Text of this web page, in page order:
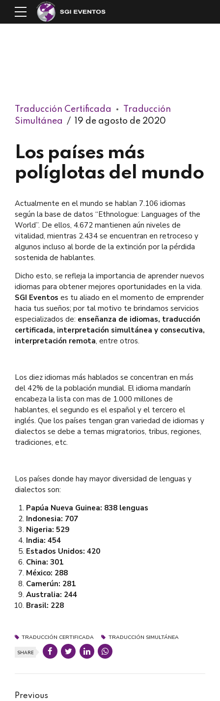
Traducción Certificada
Traducción
Simultánea
19 de agosto de 2020
Los países más
políglotas del mundo
Actualmente en el mundo se hablan 7.106 idiomas
según la base de datos “Ethnologue: Languages of the
World”. De ellos, 4.672 mantienen aún niveles de
vitalidad, mientras 2.434 se encuentran en retroceso y
algunos incluso al borde de la extinción por la pérdida
sostenida de hablantes.
Dicho esto, se refleja la importancia de aprender nuevos
idiomas para obtener mejores oportunidades en la vida.
SGI Eventos es tu aliado en el momento de emprender
hacia tus sueños; por tal motivo te brindamos servicios
especializados de: enseñanza de idiomas, traducción
certificada, interpretación simultánea y consecutiva,
interpretación remota, entre otros.
Los diez idiomas más hablados se concentran en más
del 42% de la población mundial. El idioma mandarín
encabeza la lista con mas de 1.000 millones de
hablantes, el segundo es el español y el tercero el
inglés. Que los países tengan gran variedad de idiomas y
dialectos se debe a temas migratorios, tribus, regiones,
tradiciones, etc.
Los países donde hay mayor diversidad de lenguas y
dialectos son:
Papúa Nueva Guinea: 838 lenguas
Indonesia: 707
Nigeria: 529
India: 454
Estados Unidos: 420
China: 301
México: 288
Camerún: 281
Australia: 244
Brasil: 228
TRADUCCIÓN CERTIFICADA TRADUCCIÓN SIMULTÁNEA
SHARE
Previous